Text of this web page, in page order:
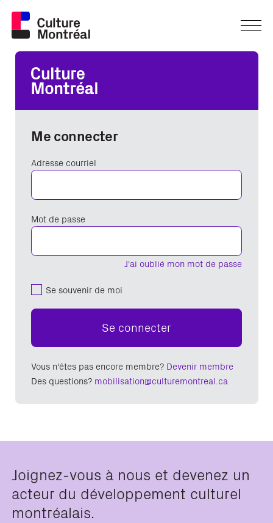
Me connecter
Adresse courriel
J'ai oublié mon mot de passe
Mot de passe
Se souvenir de moi
Se connecter
Vous n'êtes pas encore membre? Devenir membre
Des questions? mobilisation@culturemontreal.ca
Joignez-vous à nous et devenez un
acteur du développement culturel
montréalais.